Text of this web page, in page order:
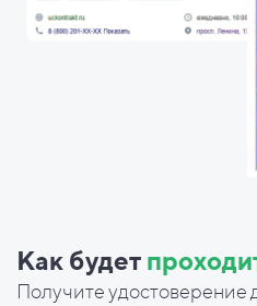
Как будет
Получите удостоверение